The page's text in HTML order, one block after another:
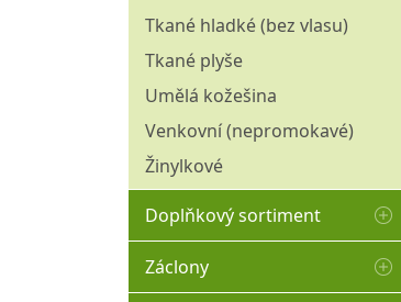
Tkané hladké (bez vlasu)
Tkané plyše
Umělá kožešina
Venkovní (nepromokavé)
Žinylkové
Doplňkový sortiment
Matracovina
Molitany
Záclony